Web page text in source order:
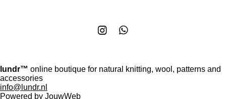
I
a
W
s
lundr™ online boutique for natural knitting, wool, patterns and
accessories
info@lundr.nl
Powered by JouwWeb